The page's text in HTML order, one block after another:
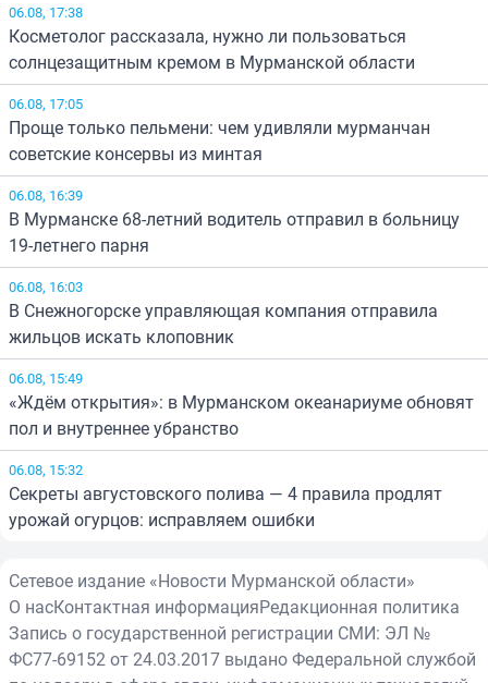
06.08, 17:38
Косметолог рассказала, нужно ли пользоваться
солнцезащитным кремом в Мурманской области
06.08, 17:05
Проще только пельмени: чем удивляли мурманчан
советские консервы из минтая
06.08, 16:39
В Мурманске 68-летний водитель отправил в больницу
19-летнего парня
06.08, 16:03
В Снежногорске управляющая компания отправила
жильцов искать клоповник
06.08, 15:49
«Ждём открытия»: в Мурманском океанариуме обновят
пол и внутреннее убранство
06.08, 15:32
Секреты августовского полива — 4 правила продлят
урожай огурцов: исправляем ошибки
Сетевое издание «Новости Мурманской области»
О насКонтактная информацияРедакционная политика
Запись о государственной регистрации СМИ: ЭЛ №
ФС77-69152 от 24.03.2017 выдано Федеральной службой